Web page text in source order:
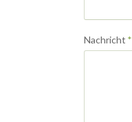
Pflichtfeld
Nachricht *